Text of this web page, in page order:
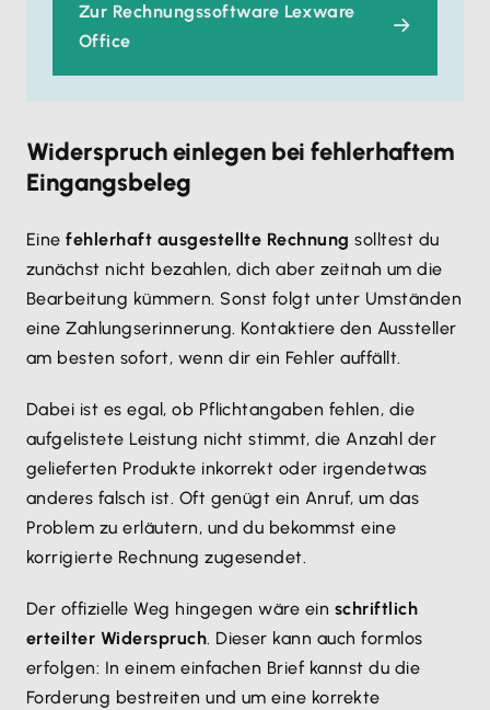
Zur Rechnungssoftware Lexware
Office
Widerspruch einlegen bei fehlerhaftem
Eingangsbeleg
Einefehlerhaft ausgestellte Rechnung solltest du
zunächst nicht bezahlen, dich aber zeitnah um die
Bearbeitung kümmern. Sonst folgt unter Umständen
eine Zahlungserinnerung. Kontaktiere den Aussteller
am besten sofort, wenn dir ein Fehler auffällt.
Dabei ist es egal, ob Pflichtangaben fehlen, die
aufgelistete Leistung nicht stimmt, die Anzahl der
gelieferten Produkte inkorrekt oder irgendetwas
anderes falsch ist. Oft genügt ein Anruf, um das
Problem zu erläutern, und du bekommst eine
korrigierte Rechnung zugesendet.
Der offizielle Weg hingegen wäre ein schriftlich
erteilter Widerspruch. Dieser kann auch formlos
erfolgen: In einem einfachen Brief kannst du die
Forderung bestreiten und um eine korrekte